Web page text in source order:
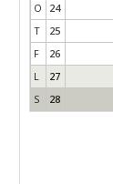
O
24
T
25
F
26
L
27
S
28